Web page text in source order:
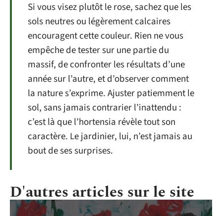
Si vous visez plutôt le rose, sachez que les
sols neutres ou légèrement calcaires
encouragent cette couleur. Rien ne vous
empêche de tester sur une partie du
massif, de confronter les résultats d’une
année sur l’autre, et d’observer comment
la nature s’exprime. Ajuster patiemment le
sol, sans jamais contrarier l’inattendu :
c’est là que l’hortensia révèle tout son
caractère. Le jardinier, lui, n’est jamais au
bout de ses surprises.
D'autres articles sur le site